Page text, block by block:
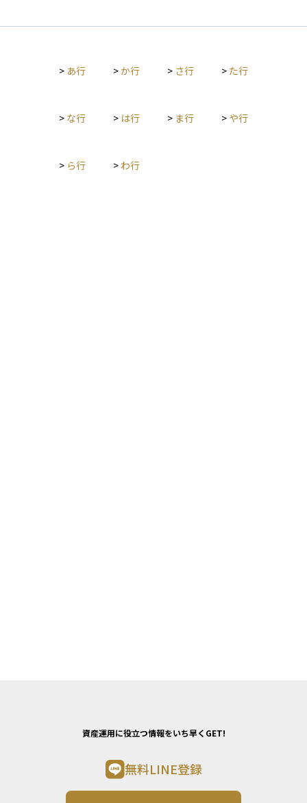
ターンとトータルリターンを意識しながら、複利効果・インフ
て、積立する商品や期間、目標リスクなどをしっかり考えたう
えで、自分の資産配分に合った方法を選ぶことが大切です。
た、運用期間中に市場状況が変化した場合には、リバランスを
> あ行 >か行 > さ行 > た行
> な行 > は行 > ま行 > や行
> ら行 > わ行
資産運用に役立つ情報をいち早くGET!
無料LINE登録